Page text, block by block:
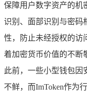
保障用户数字资产的机
识别、面部识别与密码
性，防止未经授权的访
着加密货币价值的不断
此前，一些小型钱包因
不鲜，而ImToken作为